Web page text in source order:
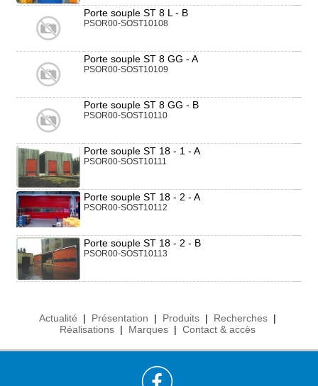
Porte souple ST 8 L - B
PSOR00-SOST10108
Porte souple ST 8 GG - A
PSOR00-SOST10109
Porte souple ST 8 GG - B
PSOR00-SOST10110
Porte souple ST 18 - 1 - A
PSOR00-SOST10111
Porte souple ST 18 - 2 - A
PSOR00-SOST10112
Porte souple ST 18 - 2 - B
PSOR00-SOST10113
Actualité | Présentation | Produits | Recherches |
Réalisations | Marques | Contact & accès